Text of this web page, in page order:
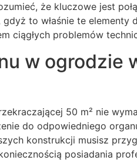
że kluczowe jest
to właśnie te elementy
ciągłych problemów
w ogrodzie
50 m² nie
do odpowiedniego
konstrukcji musisz
posiadania